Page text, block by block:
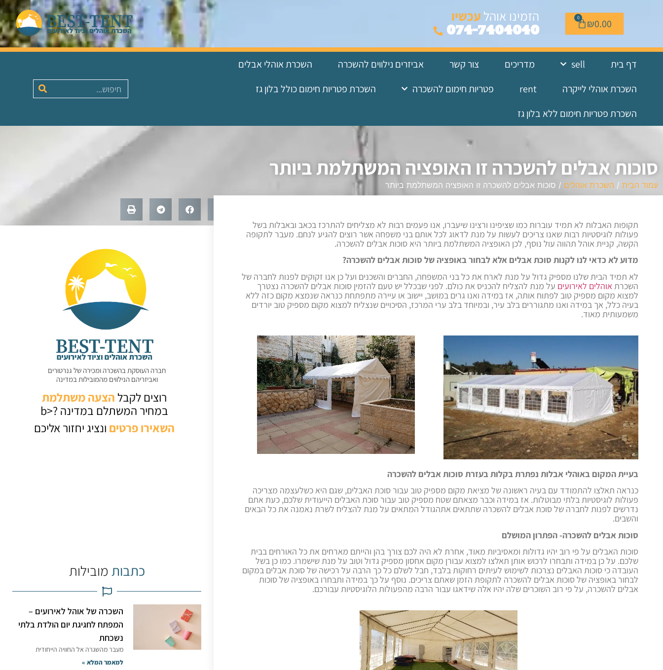
₪0.00
0 הזמינו אוהל עכשיו
074-7404040
דף בית sell מדריכים צור קשר אביזרים נילווים להשכרה
השכרת אוהלי אבלים
השכרת אוהלי לייקרה
rent פטריות חימום להשכרה
השכרת פטריות חימום כולל בלון גז
השכרת פטריות חימום ללא בלון גז
סוכות אבלים להשכרה זו האופציה המשתלמת ביותר
עמוד הבית / השכרת אוהלים / סוכות אבלים להשכרה זו האופציה המשתלמת ביותר
תקופות האבלות לא תמיד עוברות כמו שציפינו ורצינו שיעברו, אנו פעמים רבות לא מצליחים להתרכז בכאב ובאבלות בשל
פעולות לוגיסטיות רבות שאנו צריכים לעשות על מנת לדאוג לכל אותם בני משפחה אשר רוצים להגיע לנחם. מעבר לתקופה
הקשה, קניית אוהל תהווה עול נוסף, לכן האופציה המשתלמת ביותר היא סוכות אבלים להשכרה.
מדוע לא כדאי לנו לקנות סוכת אבלים אלא לבחור באופציה של סוכות אבלים להשכרה?
לא תמיד הבית שלנו מספיק גדול על מנת לארח את כל בני המשפחה, החברים והשכנים ועל כן אנו זקוקים לפנות לחברה של
השכרתאוהלים לאירועים על מנת להצליח להכניס את כולם. לפני שבכלל יש טעם להזמין סוכות אבלים להשכרה נצטרך
למצוא מקום מספיק טוב לפתוח אותה, אז במידה ואנו גרים במושב, יישוב או עיירה מתפתחת כנראה שנמצא מקום כזה ללא
בעיה כלל, אך במידה ואנו מתגוררים בלב עיר, ובמיוחד בלב ערי המרכז, הסיכויים שנצליח למצוא מקום מספיק טוב יורדים
משמעותית מאוד.
בעיית המקום באוהלי אבלות נפתרת בקלות בעזרת סוכות אבלים להשכרה
כנראה תאלצו להתמודד עם בעיה ראשונה של מציאת מקום מספיק טוב עבור סוכת האבלים, שגם היא כשלעצמה מצריכה
פעולות לוגיסטיות בלתי מבוטלות. אז במידה וכבר מצאתם שטח מספיק טוב עבור סוכת האבלים הייעודית שלכם, כעת אתם
נדרשים לפנות לחברה של סוכת אבלים להשכרה שתתאים אתהגודל המתאים על מנת להצליח לשרת נאמנה את כל הבאים
והשבים.
סוכות אבלים להשכרה-הפתרון המושלם
סוכות האבלים על פי רוב יהיו גדולות ומאסיביות מאוד, אחרת לא היה לכם צורך בהן והייתם מארחים את כל האורחים בבית
שלכם. על כן במידה ותבחרו לרכוש אותן תאלצו למצוא עבורן מקום אחסון מספיק גדול וטוב על מנת שישמרו. כמו כן בשל
העובדה כי סוכות האבלים נצרכות לשימוש לעיתים רחוקות בלבד, חבל לשלם כל כך הרבה על רכישה של סוכת אבלים במקום
לבחור באופציה של סוכות אבלים להשכרה לתקופת הזמן שאתם צריכים. נוסף על כך במידה ותבחרו באופציה של סוכות
אבלים להשכרה, על פי רוב השוכרים שלה יהיו אלה שידאגו עבור הרבה מהפעולות הלוגיסטיות עבורכם.
חברה העוסקת בהשכרה ומכירה של גנרטורים
ואביזריהם הנילווים מהמובילות במדינה
רוצים לקבל הצעה משתלמת
במחיר המשתלם במדינה ?<b
השאירופרטים ונציג יחזור אליכם
כתבות מובילות
השכרה של אוהל לאירועים –
המפתח לחגיגת יום הולדת בלתי
נשכחת
מעבר מהשגרה אל החוויה הייחודית
למאמר המלא »